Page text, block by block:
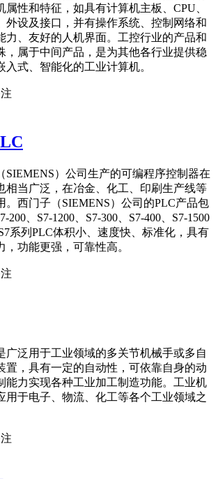
属性和特征，如具有计算机主板、CPU、
外设及接口，并有操作系统、控制网络和
力、友好的人机界面。工控行业的产品和
，属于中间产品，是为其他各行业提供稳
入式、智能化的工业计算机。
SIEMENS）公司生产的可编程序控制器在
相当广泛，在冶金、化工、印刷生产线等
。西门子（SIEMENS）公司的PLC产品包
200、S7-1200、S7-300、S7-400、S7-1500
系列PLC体积小、速度快、标准化，具有
，功能更强，可靠性高。
广泛用于工业领域的多关节机械手或多自
置，具有一定的自动性，可依靠自身的动
能力实现各种工业加工制造功能。工业机
用于电子、物流、化工等各个工业领域之